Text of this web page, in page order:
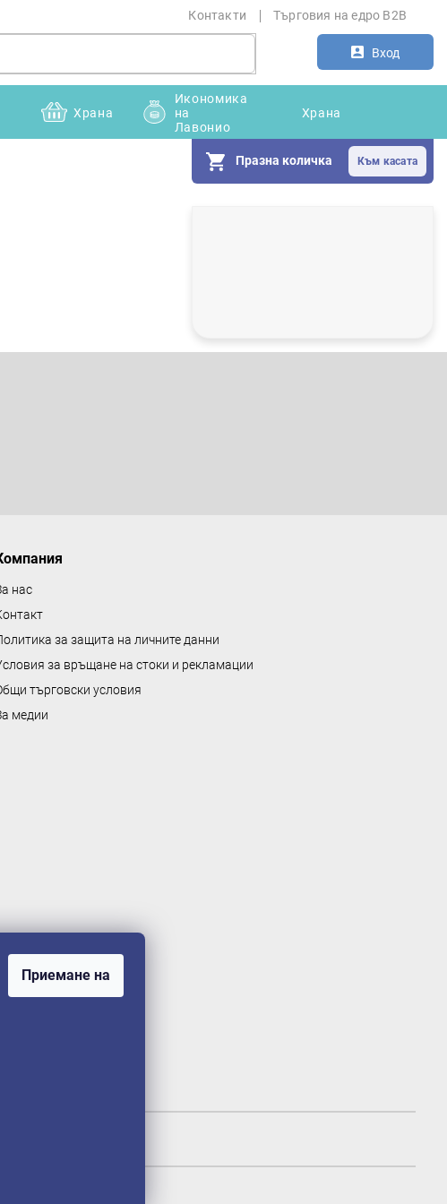
Приемане на
Контакти Търговия на едро B2B
Вход
Празна количка
Храна
Икономика
на
Лавонио
Храна
и
нас
за защита на личните данни
за връщане на стоки и рекламации
търговски условия
медии